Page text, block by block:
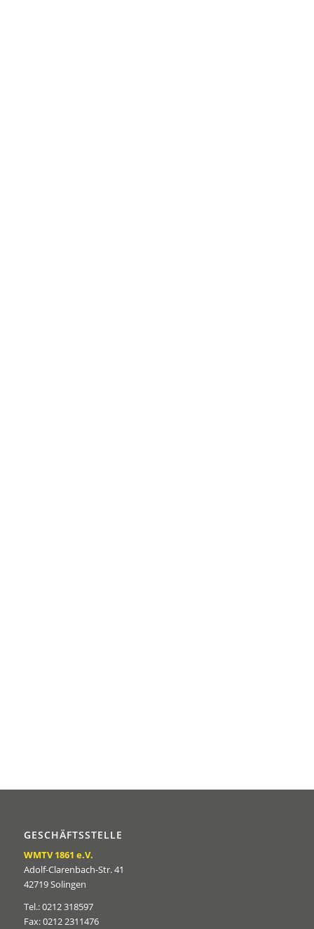
GESCHÄFTSSTELLE
WMTV 1861 e.V.
Adolf-Clarenbach-Str. 41
42719 Solingen
Tel.: 0212 318597
Fax: 0212 2311476